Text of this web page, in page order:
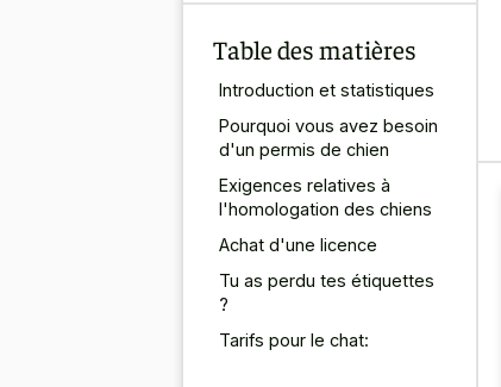
Table des matières
Introduction et statistiques
Pourquoi vous avez besoin
d'un permis de chien
Exigences relatives à
l'homologation des chiens
Achat d'une licence
Tu as perdu tes étiquettes
?
Tarifs pour le chat: